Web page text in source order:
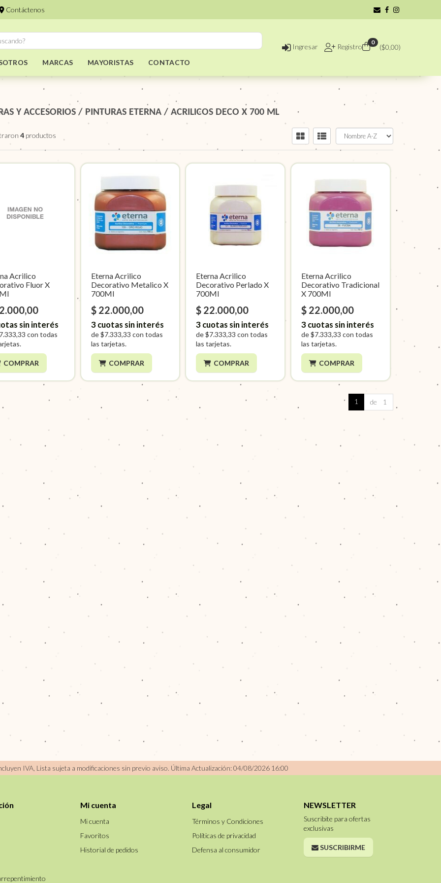
Contáctenos
Ingresar Registro
0
($0,00)
MARCAS MAYORISTAS CONTACTO
Y ACCESORIOS / PINTURAS ETERNA /ACRILICOS DECO X 700 ML
4 productos
Acrilico
Fluor X
sin interés
con todas
COMPRAR
Eterna Acrilico
Decorativo Metalico X
700Ml
$ 22.000,00
3 cuotas sin interés
de$7.333,33 con todas
las tarjetas.
COMPRAR
Eterna Acrilico
Decorativo Perlado X
700Ml
$ 22.000,00
3cuotas sin interés
de$7.333,33 con todas
las tarjetas.
COMPRAR
Eterna Acrilico
Decorativo Tradicional
X 700Ml
$ 22.000,00
3cuotas sin interés
de$7.333,33 con todas
las tarjetas.
COMPRAR
1 de 1
IVA, Lista sujeta a modificaciones sin previo aviso. Última Actualización: 04/08/2026 16:00
Mi cuenta
Mi cuenta
Favoritos
Historial de pedidos
Legal
Términos y Condiciones
Políticas de privacidad
Defensa al consumidor
NEWSLETTER
Suscribite para ofertas
exclusivas
SUSCRIBIRME